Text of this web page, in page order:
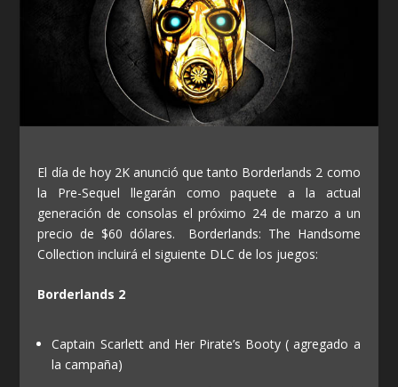
El día de hoy 2K anunció que tanto Borderlands 2 como
la Pre-Sequel llegarán como paquete a la actual
generación de consolas el próximo 24 de marzo a un
precio de $60 dólares. Borderlands: The Handsome
Collection incluirá el siguiente DLC de los juegos:
Borderlands 2
Captain Scarlett and Her Pirate’s Booty ( agregado a
la campaña)